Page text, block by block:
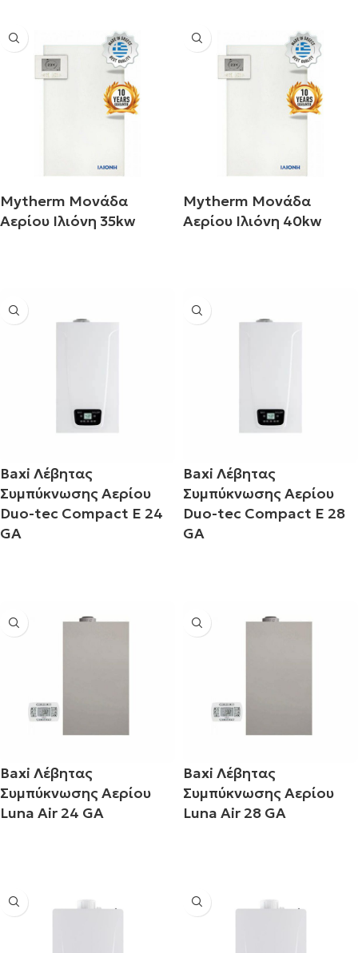
Mytherm Μονάδα
Αερίου Ιλιόνη 35kw
Mytherm Μονάδα
Αερίου Ιλιόνη 40kw
Baxi Λέβητας
Συμπύκνωσης Αερίου
Duo-tec Compact E 24
GA
Baxi Λέβητας
Συμπύκνωσης Αερίου
Duo-tec Compact E 28
GA
Baxi Λέβητας
Συμπύκνωσης Αερίου
Luna Air 24 GA
Baxi Λέβητας
Συμπύκνωσης Αερίου
Luna Air 28 GA